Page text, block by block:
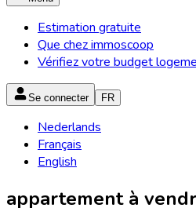
Estimation gratuite
Que chez immoscoop
Vérifiez votre budget
Se connecter FR
Nederlands
Français
English
appartement à